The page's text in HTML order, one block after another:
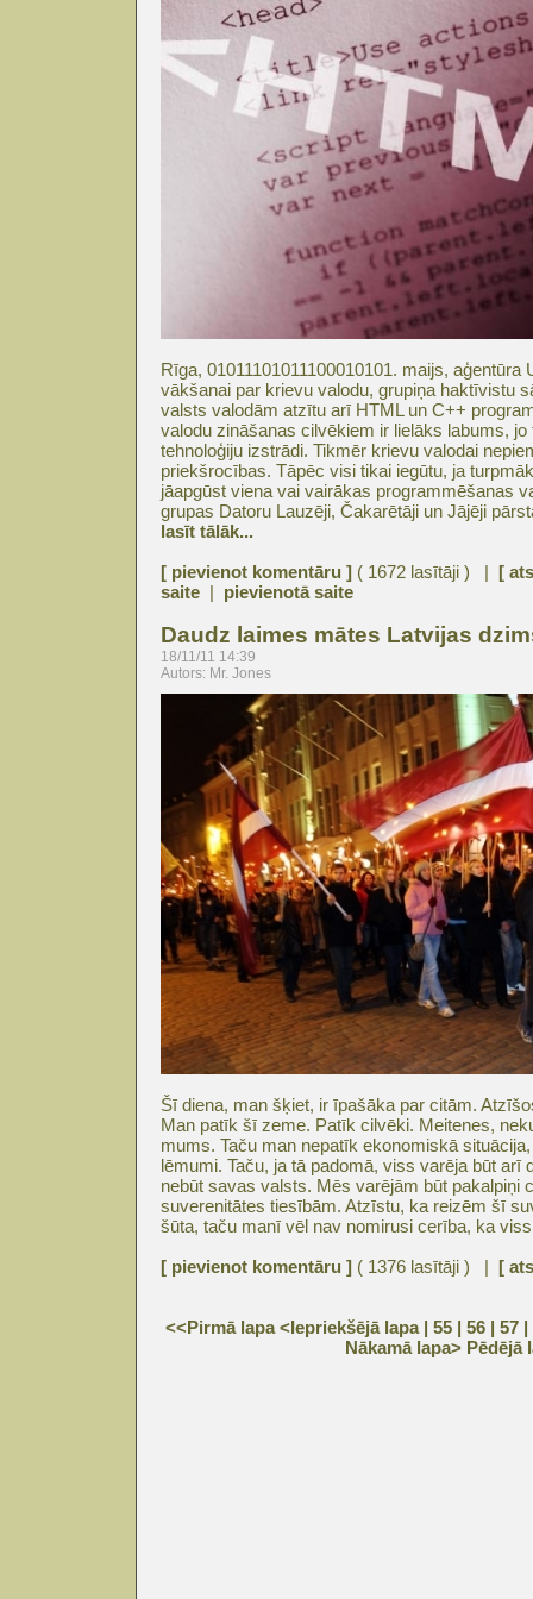
Rīga, 01011101011100010101. maijs, aģentūra
vākšanai par krievu valodu, grupiņa haktīvistu
valsts valodām atzītu arī HTML un C++
valodu zināšanas cilvēkiem ir lielāks labums,
tehnoloģiju izstrādi. Tikmēr krievu valodai
priekšrocības. Tāpēc visi tikai iegūtu, ja
jāapgūst viena vai vairākas programmēšanas
grupas Datoru Lauzēji, Čakarētāji un Jājēji
lasīt tālāk...
[ pievienot komentāru ] ( 1672 lasītāji ) | [
saite | pievienotā saite
Daudz laimes mātes Latvijas
18/11/11 14:39
Autors: Mr. Jones
Šī diena, man šķiet, ir īpašāka par citām.
Man patīk šī zeme. Patīk cilvēki. Meitenes,
mums. Taču man nepatīk ekonomiskā
lēmumi. Taču, ja tā padomā, viss varēja būt arī
nebūt savas valsts. Mēs varējām būt pakalpiņi
suverenitātes tiesībām. Atzīstu, ka reizēm šī
šūta, taču manī vēl nav nomirusi cerība, ka
[ pievienot komentāru ] ( 1376 lasītāji ) | [
<<Pirmā lapa<Iepriekšējā lapa | 55 | 56 | 57 |
Nākamā lapa> Pēdējā